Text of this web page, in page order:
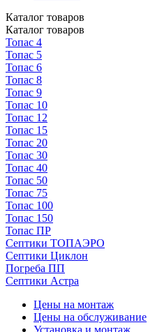
Каталог товаров
Каталог товаров
Топас 4
Топас 5
Топас 6
Топас 8
Топас 9
Топас 10
Топас 12
Топас 15
Топас 20
Топас 30
Топас 40
Топас 50
Топас 75
Топас 100
Топас 150
Топас ПР
Септики ТОПАЭРО
Септики Циклон
Погреба ПП
Септики Астра
Цены на монтаж
Цены на обслуживание
Установка и монтаж